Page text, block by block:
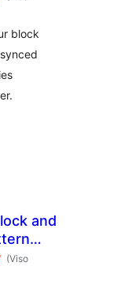
block
and
(Viso